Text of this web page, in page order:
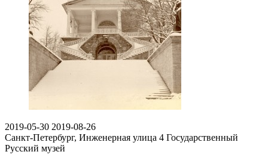
2019-05-30 2019-08-26
Санкт-Петербург, Инженерная улица 4 Государственный
Русский музей